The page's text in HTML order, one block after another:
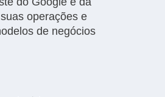
operações e
de negócios